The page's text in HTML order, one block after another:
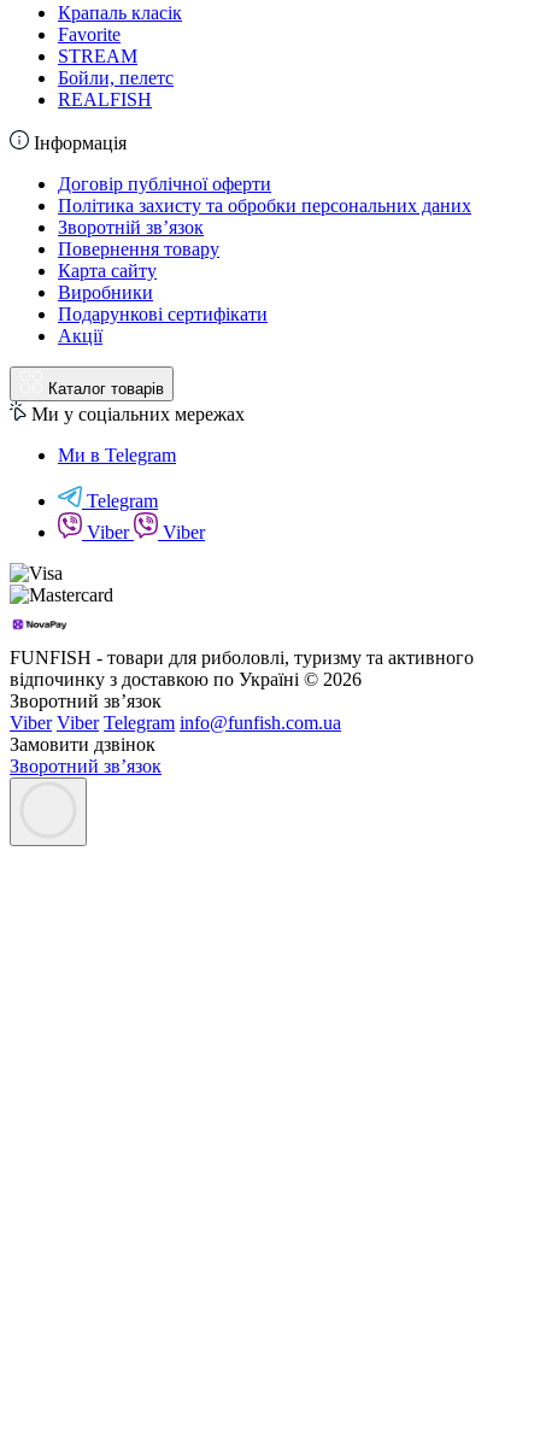
Крапаль класік
Favorite
STREAM
Бойли, пелетс
REALFISH
Інформація
Договір публічної оферти
Політика захисту та обробки персональних даних
Зворотній зв’язок
Повернення товару
Карта сайту
Виробники
Подарункові сертифікати
Акції
Каталог товарів
Ми у соціальних мережах
Ми в Telegram
Telegram
Viber
Viber
FUNFISH - товари для риболовлі, туризму та активного
відпочинку з доставкою по Україні © 2026
Зворотний зв’язок
Viber Viber Telegram info@funfish.com.ua
Замовити дзвінок
Зворотний зв’язок